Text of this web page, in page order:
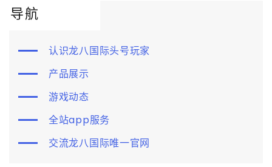
导航
认识龙八国际头号玩家
产品展示
游戏动态
全站app服务
交流龙八国际唯一官网